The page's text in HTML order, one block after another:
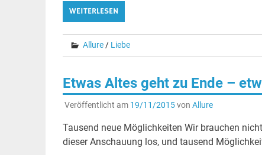
WEITERLESEN
Allure/ Liebe
Etwas Altes geht zu Ende –
Veröffentlicht am 19/11/2015von Allure
Tausend neue Möglichkeiten Wir brauchen
dieser Anschauung los, und tausend